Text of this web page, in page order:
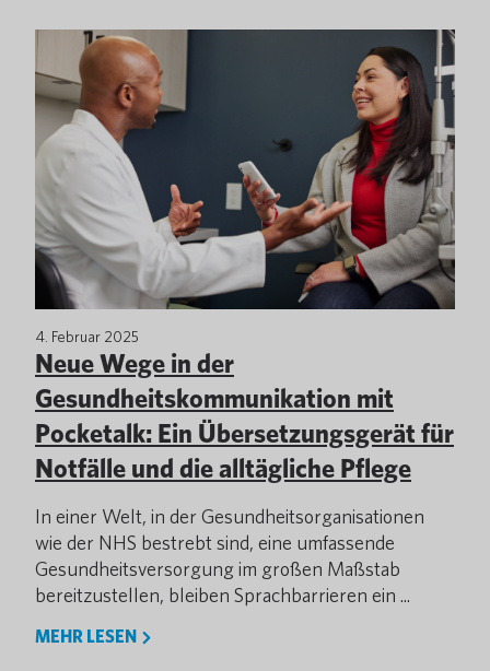
4. Februar 2025
Neue Wege in der
Gesundheitskommunikation mit
Pocketalk: Ein Übersetzungsgerät für
Notfälle und die alltägliche Pflege
In einer Welt, in der Gesundheitsorganisationen
wie der NHS bestrebt sind, eine umfassende
Gesundheitsversorgung im großen Maßstab
bereitzustellen, bleiben Sprachbarrieren ein ...
MEHR LESEN